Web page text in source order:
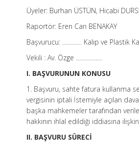
Üyeler: Burhan ÜSTÜN, Hicabi
Raportör: Eren Can BENAKAY
Başvurucu: ………… Kalıp ve Plastik
Vekili : Av. Özge …………….
I. BAŞVURUNUN KONUSU
1. Başvuru, sahte fatura kullanma
vergisinin iptali İstemiyle açılan
başka mahkemeler tarafından
hakkının ihlal edildiği iddiasına
II. BAŞVURU SÜRECİ